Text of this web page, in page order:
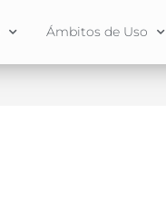
Ámbitos de Uso